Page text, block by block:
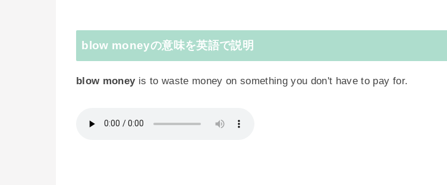
blow moneyの意味を英語で説明
blow moneyis to waste money on something you don't have to pay for.